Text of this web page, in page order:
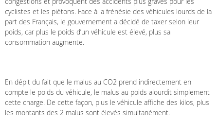
cyclistes et les piétons. Face à la frénésie des véhicules lourds de la
part des Français, le gouvernement a décidé de taxer selon leur
poids, car plus le poids d’un véhicule est élevé, plus sa
consommation augmente.
En dépit du fait que le malus au CO2 prend indirectement en
compte le poids du véhicule, le malus au poids alourdit simplement
cette charge. De cette façon, plus le véhicule affiche des kilos, plus
les montants des 2 malus sont élevés simultanément.